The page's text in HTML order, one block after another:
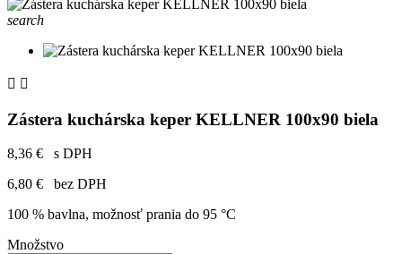
search
 
Zástera kuchárska keper KELLNER 100x90 biela
8,36 €
s DPH
6,80 €
bez DPH
100 % bavlna, možnosť prania do 95 °C
Množstvo